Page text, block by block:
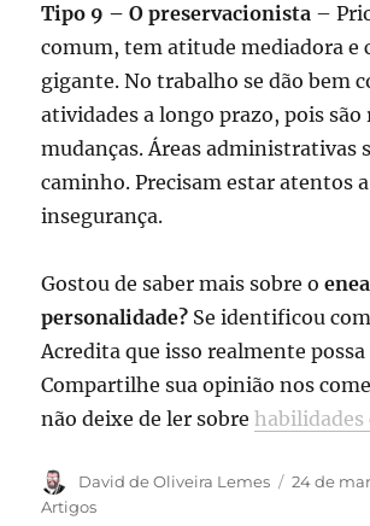
Tipo 9 – O preservacionista –
comum, tem atitude mediadora e
gigante. No trabalho se dão bem
atividades a longo prazo, pois são
mudanças. Áreas administrativas
caminho. Precisam estar atentos
insegurança.
Gostou de saber mais sobre o
personalidade? Se identificou
Acredita que isso realmente
Compartilhe sua opinião nos
não deixe de ler sobre
Autor
David de Oliveira Lemes 24 de
Artigos